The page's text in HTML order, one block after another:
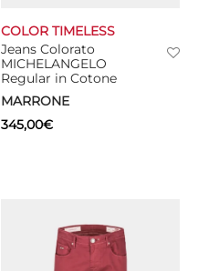
Jeans Colorato
MICHELANGELO
Regular in Cotone
MARRONE
COLOR TIMELESS
345,00€